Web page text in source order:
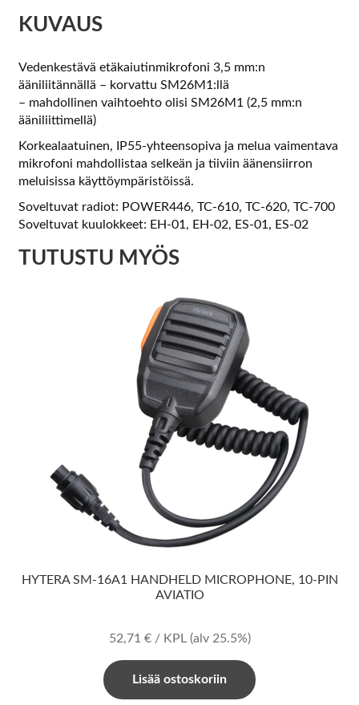
KUVAUS
Vedenkestävä etäkaiutinmikrofoni 3,5 mm:n
ääniliitännällä – korvattu SM26M1:llä
– mahdollinen vaihtoehto olisi SM26M1 (2,5 mm:n
ääniliittimellä)
Korkealaatuinen, IP55-yhteensopiva ja melua vaimentava
mikrofoni mahdollistaa selkeän ja tiiviin äänensiirron
meluisissa käyttöympäristöissä.
Soveltuvat radiot: POWER446, TC-610, TC-620, TC-700
Soveltuvat kuulokkeet: EH-01, EH-02, ES-01, ES-02
TUTUSTU MYÖS
HYTERA SM-16A1 HANDHELD MICROPHONE, 10-PIN
AVIATIO
52,71 €/ KPL (alv 25.5%)
Lisää ostoskoriin